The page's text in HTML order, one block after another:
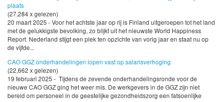
plaats
(27,284 x gelezen)
20 maart 2025 - Voor het achtste jaar op rij is Finland uitgeroepen tot het land
met de gelukkigste bevolking, zo blijkt uit het nieuwste World Happiness
Report. Nederland stijgt een plek ten opzichte van vorig jaar en staat nu op
de vijfde...
CAO GGZ onderhandelingen lopen vast op salarisverhoging
(22,662 x gelezen)
19 februari 2025 - Tijdens de zevende onderhandelingsronde voor de
nieuwe CAO GGZ ging het weer mis. De werkgevers in de GGZ zijn niet
bereid om personeel in de geestelijke gezondheidszorg een fatsoenlijke